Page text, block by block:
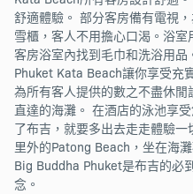
舒適體驗。 部分客房備有電視
雪櫃，客人不用擔心口渴。浴
客房浴室內找到毛巾和洗浴用
Phuket Kata Beach讓你享受充
為所有客人提供的數之不盡休
直達的海灘。 在酒店的泳池享
了布吉，就要多出去走走體驗
里外的Patong Beach，坐在海
Big Buddha Phuket是布吉的必
念。